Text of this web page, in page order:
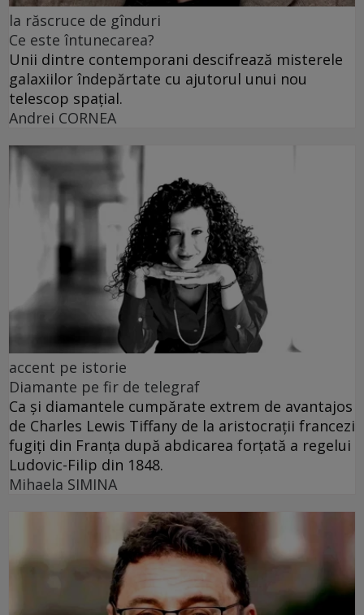
la răscruce de gînduri
Ce este întunecarea?
Unii dintre contemporani descifrează misterele
galaxiilor îndepărtate cu ajutorul unui nou
telescop spațial.
Andrei CORNEA
accent pe istorie
Diamante pe fir de telegraf
Ca și diamantele cumpărate extrem de avantajos
de Charles Lewis Tiffany de la aristocrații francezi
fugiți din Franța după abdicarea forțată a regelui
Ludovic-Filip din 1848.
Mihaela SIMINA